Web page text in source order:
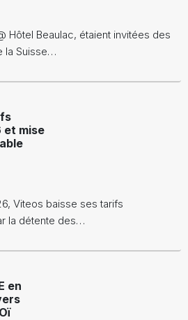
Hôtel Beaulac, étaient invitées des
la Suisse…
et mise
Viteos baisse ses tarifs
la détente des…
en